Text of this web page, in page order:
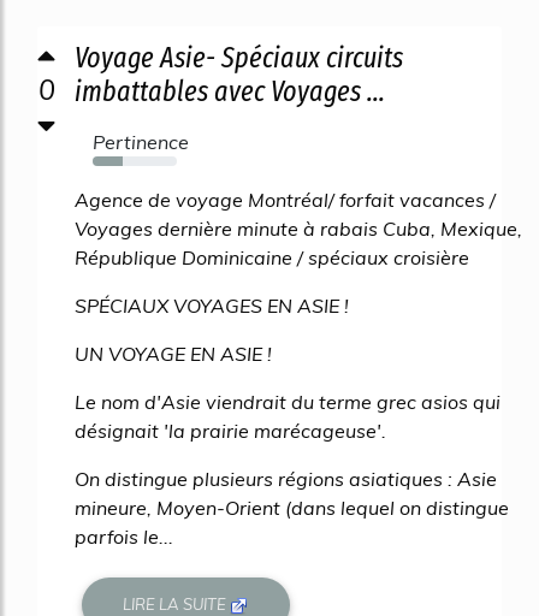
0
Voyage Asie- Spéciaux circuits
imbattables avec Voyages ...
Pertinence
36%
Agence de voyage Montréal/ forfait vacances /
Voyages dernière minute à rabais Cuba, Mexique,
République Dominicaine / spéciaux croisière
SPÉCIAUX VOYAGES EN ASIE !
UN VOYAGE EN ASIE !
Le nom d'Asie viendrait du terme grec asios qui
désignait 'la prairie marécageuse'.
On distingue plusieurs régions asiatiques : Asie
mineure, Moyen-Orient (dans lequel on distingue
parfois le...
LIRE LA SUITE